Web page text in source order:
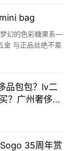
bag
幻的色彩糖果系—
金 与正品丝绝不差
476433 尺寸：
小包，这个小可
品包包？lv二
？广州奢侈品
35周年赏